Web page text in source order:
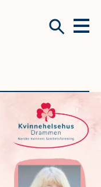
Meny
våre